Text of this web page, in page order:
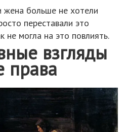
жена больше не хотели
переставали это
не могла на это повлиять.
взгляды
права